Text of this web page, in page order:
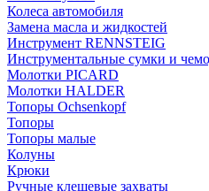
Колеса автомобиля
Замена масла и жидкостей
Инструмент RENNSTEIG
Инструментальные сумки и
Молотки PICARD
Молотки HALDER
Топоры Ochsenkopf
Топоры
Топоры малые
Колуны
Крюки
Ручные клещевые захваты